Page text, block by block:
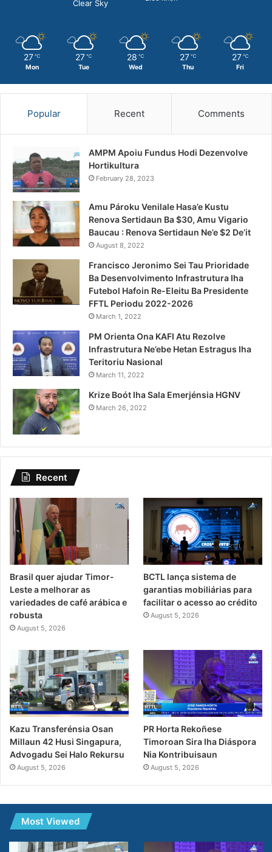
Clear Sky
27 ℃
Mon
27 ℃
Tue
28 ℃
Wed
27 ℃
Thu
27 ℃
Fri
Popular Recent Comments
AMPM Apoiu Fundus Hodi Dezenvolve
Hortikultura
February 28, 2023
Amu Pároku Venilale Hasa’e Kustu
Renova Sertidaun Ba $30, Amu Vigario
Baucau : Renova Sertidaun Ne’e $2 De’it
August 8, 2022
Francisco Jeronimo Sei Tau Prioridade
Ba Desenvolvimento Infrastrutura Iha
Futebol Hafoin Re-Eleitu Ba Presidente
FFTL Periodu 2022-2026
March 1, 2022
PM Orienta Ona KAFI Atu Rezolve
Infrastrutura Ne’ebe Hetan Estragus Iha
Teritoriu Nasional
March 11, 2022
Krize Boót Iha Sala Emerjénsia HGNV
March 26, 2022
Recent
Brasil quer ajudar Timor-
Leste a melhorar as
variedades de café arábica e
robusta
August 5, 2026
BCTL lança sistema de
garantias mobiliárias para
facilitar o acesso ao crédito
August 5, 2026
Kazu Transferénsia Osan
Millaun 42 Husi Singapura,
Advogadu Sei Halo Rekursu
August 5, 2026
PR Horta Rekoñese
Timoroan Sira Iha Diáspora
Nia Kontribuisaun
August 5, 2026
Most Viewed